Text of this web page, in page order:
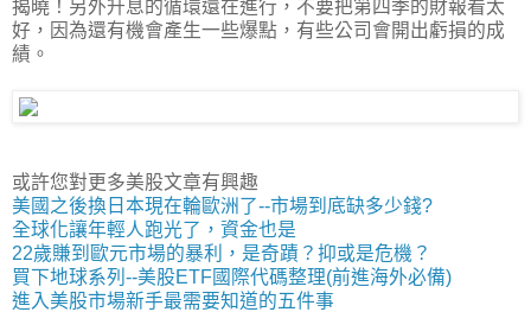
揭曉！另外升息的循環還在進行，不要把第四季的財報看太
好，因為還有機會產生一些爆點，有些公司會開出虧損的成
績。
或許您對更多美股文章有興趣
美國之後換日本現在輪歐洲了--市場到底缺多少錢?
全球化讓年輕人跑光了，資金也是
22歲賺到歐元市場的暴利，是奇蹟？抑或是危機？
買下地球系列--美股ETF國際代碼整理(前進海外必備)
進入美股市場新手最需要知道的五件事